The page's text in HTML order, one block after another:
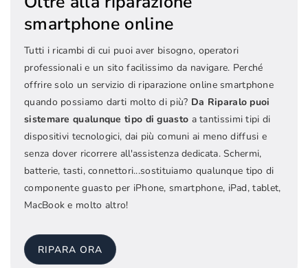
smartphone online
Tutti i ricambi di cui puoi aver bisogno, operatori
professionali e un sito facilissimo da navigare. Perché
offrire solo un servizio di riparazione online smartphone
quando possiamo darti molto di più? Da Riparalo puoi
sistemare qualunque tipo di guasto a tantissimi tipi di
dispositivi tecnologici, dai più comuni ai meno diffusi e
senza dover ricorrere all'assistenza dedicata. Schermi,
batterie, tasti, connettori...sostituiamo qualunque tipo di
componente guasto per iPhone, smartphone, iPad, tablet,
MacBook e molto altro!
RIPARA ORA